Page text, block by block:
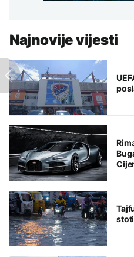
Najnovije vijesti